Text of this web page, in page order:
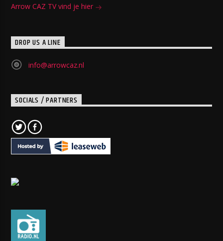
Arrow CAZ TV vind je hier
DROP US A LINE
info@arrowcaz.nl
SOCIALS / PARTNERS